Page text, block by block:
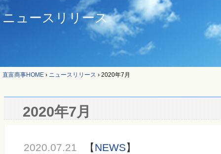
ニュースリリース
直富商事HOME › ニュースリリース › 2020年7月
2020年7月
2020.07.21 【NEWS】